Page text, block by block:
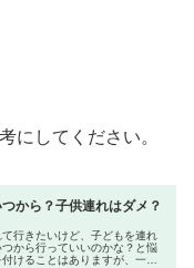
にしてください。
から？子供連れはダメ？
行きたいけど、子どもを連れ
から行っていいのかな？と悩
けることはありますが、一緒